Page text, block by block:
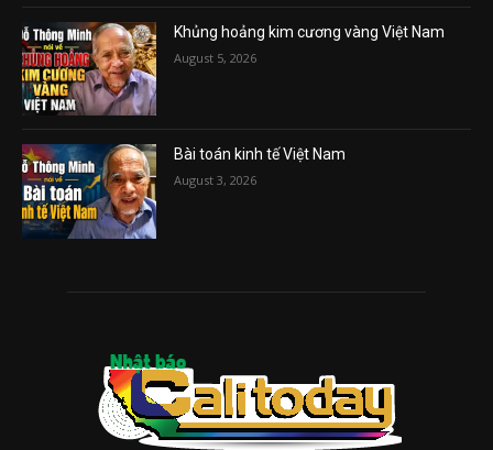
Khủng hoảng kim cương vàng Việt Nam
August 5, 2026
Bài toán kinh tế Việt Nam
August 3, 2026